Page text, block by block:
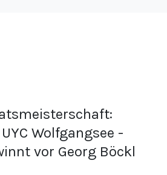
Wolfgangsee -
vor Georg Böckl